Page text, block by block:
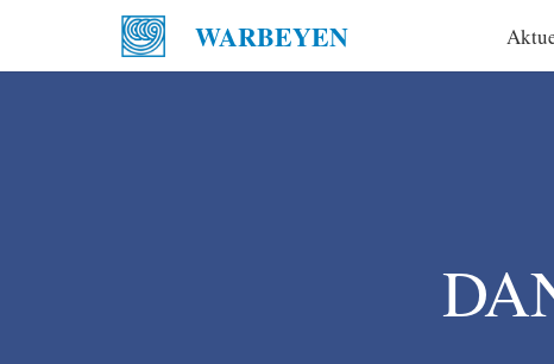
WARBEYEN